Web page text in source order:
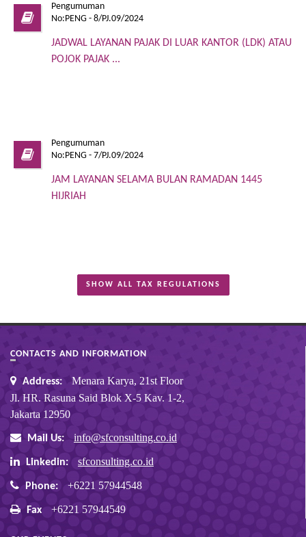
Pengumuman
No:PENG - 8/PJ.09/2024
JADWAL LAYANAN PAJAK DI LUAR KANTOR (LDK) ATAU
POJOK PAJAK ...
Pengumuman
No:PENG - 7/PJ.09/2024
JAM LAYANAN SELAMA BULAN RAMADAN 1445
HIJRIAH
SHOW ALL TAX REGULATIONS
CONTACTS AND INFORMATION
Address:
Menara Karya, 21st Floor
Jl. HR. Rasuna Said Blok X-5 Kav. 1-2,
Jakarta 12950
Mail Us: info@sfconsulting.co.id
Linkedin: sfconsulting.co.id
Phone: +6221 57944548
Fax +6221 57944549